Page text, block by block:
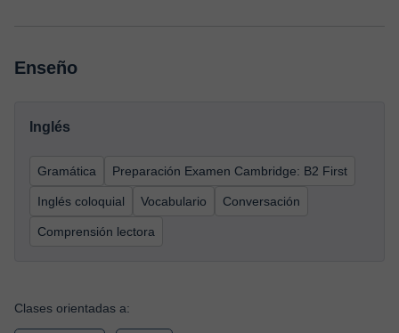
Enseño
Inglés
Gramática Preparación Examen Cambridge: B2 First
Inglés coloquial Vocabulario Conversación
Comprensión lectora
Clases orientadas a: